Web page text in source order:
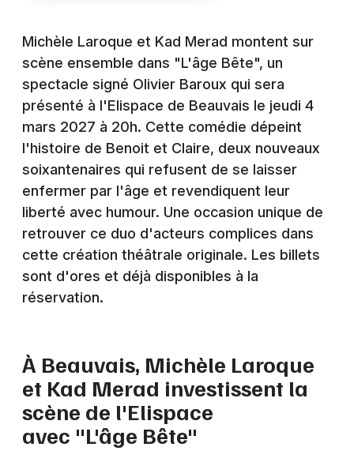
Sorties famille
Expos
Sorties & loisirs
Humour dans l' Oise
Humour en Picardie
Humour dans les Hauts-de-France
Artistes en tournée
Actus à Beauvais
Toutes les villes
Michèle Laroque et Kad Merad montent sur
scène ensemble dans "L'âge Bête", un
spectacle signé Olivier Baroux qui sera
présenté à l'Elispace de Beauvais le jeudi 4
mars 2027 à 20h. Cette comédie dépeint
l'histoire de Benoit et Claire, deux nouveaux
soixantenaires qui refusent de se laisser
enfermer par l'âge et revendiquent leur
liberté avec humour. Une occasion unique de
retrouver ce duo d'acteurs complices dans
cette création théâtrale originale. Les billets
sont d'ores et déjà disponibles à la
réservation.
À Beauvais, Michèle Laroque
et Kad Merad investissent la
scène de l'Elispace
avec "L'âge Bête"